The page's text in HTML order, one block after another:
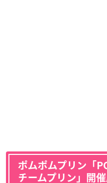
ポムポムプリン「
チームプリン」開